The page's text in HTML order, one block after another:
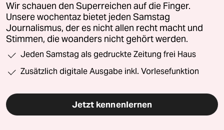
Wir schauen den Superreichen auf die Finger.
Unsere wochentaz bietet jeden Samstag
Journalismus, der es nicht allen recht macht und
Stimmen, die woanders nicht gehört werden.
Jeden Samstag als gedruckte Zeitung frei Haus
Zusätzlich digitale Ausgabe inkl. Vorlesefunktion
Jetzt kennenlernen